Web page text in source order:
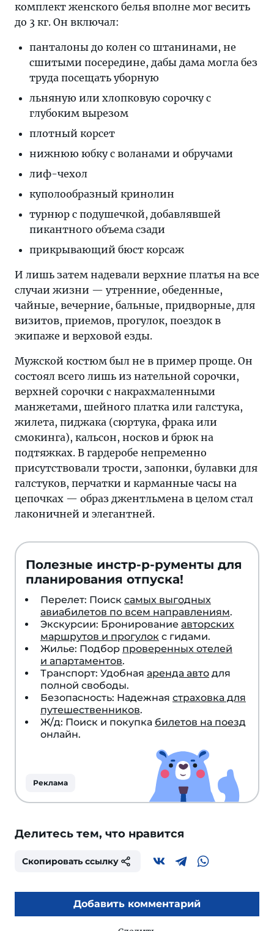
комплект женского белья вполне мог весить
до 3 кг. Он включал:
панталоны до колен со штанинами, не
сшитыми посередине, дабы дама могла без
труда посещать уборную
льняную или хлопковую сорочку с
глубоким вырезом
плотный корсет
нижнюю юбку с воланами и обручами
лиф-чехол
куполообразный кринолин
турнюр с подушечкой, добавлявшей
пикантного объема сзади
прикрывающий бюст корсаж
И лишь затем надевали верхние платья на все
случаи жизни — утренние, обеденные,
чайные, вечерние, бальные, придворные, для
визитов, приемов, прогулок, поездок в
экипаже и верховой езды.
Мужской костюм был не в пример проще. Он
состоял всего лишь из нательной сорочки,
верхней сорочки с накрахмаленными
манжетами, шейного платка или галстука,
жилета, пиджака (сюртука, фрака или
смокинга), кальсон, носков и брюк на
подтяжках. В гардеробе непременно
присутствовали трости, запонки, булавки для
галстуков, перчатки и карманные часы на
цепочках — образ джентльмена в целом стал
лаконичней и элегантней.
Полезные инстр-р-рументы для
планирования отпуска!
Перелет: Поиск самых выгодных
авиабилетов по всем направлениям.
Экскурсии: Бронирование авторских
маршрутов и прогулок с гидами.
Жилье: Подбор проверенных отелей
и апартаментов.
Транспорт: Удобная аренда авто для
полной свободы.
Безопасность: Надежная страховка для
путешественников.
Ж/д: Поиск и покупка билетов на поезд
онлайн.
Реклама
Делитесь тем, что нравится
Скопировать ссылку
Добавить комментарий